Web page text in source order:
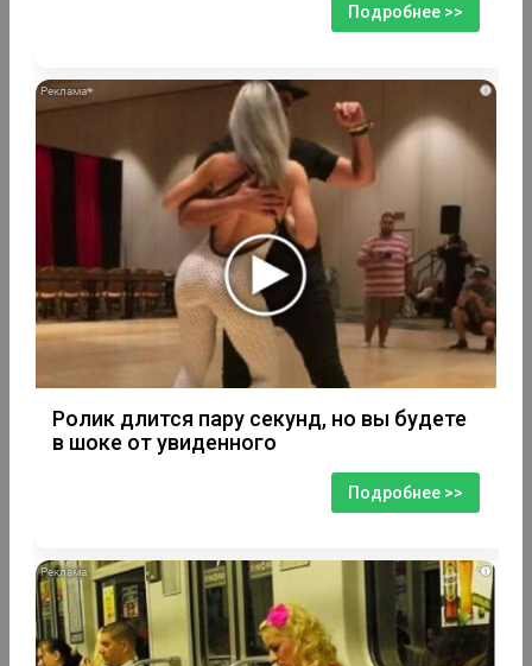
Подробнее >>
i
Ролик длится пару секунд, но вы будете
в шоке от увиденного
Подробнее >>
i